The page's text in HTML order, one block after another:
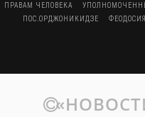
ПРАВАМ ЧЕЛОВЕКА
ПОС.ОРДЖОНИКИДЗЕ
ФЕОДОСИЯ